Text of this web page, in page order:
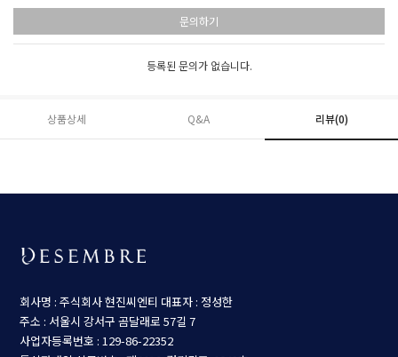
문의하기
등록된 문의가 없습니다.
상품상세 Q&A 리뷰(0)
회사명 : 주식회사 현진씨엔티 대표자 : 정성한
주소 : 서울시 강서구 곰달래로 57길 7
사업자등록번호 : 129-86-22352